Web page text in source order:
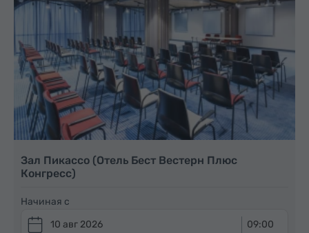
Зал Пикассо (Отель Бест Вестерн Плюс
Конгресс)
Начиная с
10 авг 2026
09:00